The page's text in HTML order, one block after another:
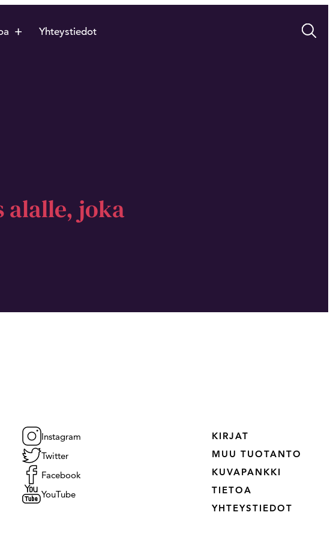
Yhteystiedot
alalle, joka
Instagram
Twitter
Facebook
YouTube
KIRJAT
MUU TUOTANTO
KUVAPANKKI
TIETOA
YHTEYSTIEDOT